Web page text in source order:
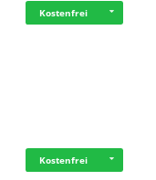
Kostenfrei
Kostenfrei